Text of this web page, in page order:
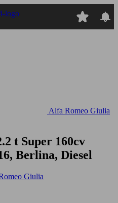
Alfa Romeo Giulia
t Super 160cv
Berlina, Diesel
Giulia